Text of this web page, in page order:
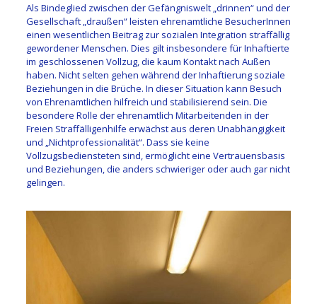
Als Bindeglied zwischen der Gefängniswelt „drinnen“ und der
Gesellschaft „draußen“ leisten ehrenamtliche BesucherInnen
einen wesentlichen Beitrag zur sozialen Integration straffällig
gewordener Menschen. Dies gilt insbesondere für Inhaftierte
im geschlossenen Vollzug, die kaum Kontakt nach Außen
haben. Nicht selten gehen während der Inhaftierung soziale
Beziehungen in die Brüche. In dieser Situation kann Besuch
von Ehrenamtlichen hilfreich und stabilisierend sein. Die
besondere Rolle der ehrenamtlich Mitarbeitenden in der
Freien Straffälligenhilfe erwächst aus deren Unabhängigkeit
und „Nichtprofessionalität“. Dass sie keine
Vollzugsbediensteten sind, ermöglicht eine Vertrauensbasis
und Beziehungen, die anders schwieriger oder auch gar nicht
gelingen.